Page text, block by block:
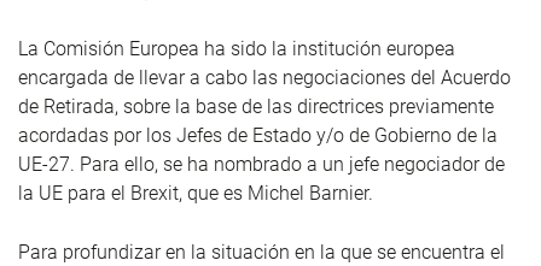
La Comisión Europea ha sido la institución europea
encargada de llevar a cabo las negociaciones del Acuerdo
de Retirada, sobre la base de las directrices previamente
acordadas por los Jefes de Estado y/o de Gobierno de la
UE-27. Para ello, se ha nombrado a un jefe negociador de
la UE para el Brexit, que es Michel Barnier.
Para profundizar en la situación en la que se encuentra el